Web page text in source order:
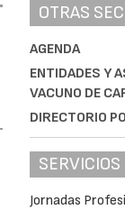
OTRAS
AGENDA
ENTIDADES Y
VACUNO DE
DIRECTORIO
SERVICIOS
Jornadas